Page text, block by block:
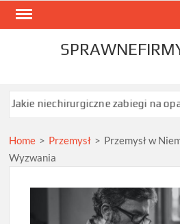
Skip
zabiegi na opadające
Home > Przemysł > Przemysł w
Wyzwania